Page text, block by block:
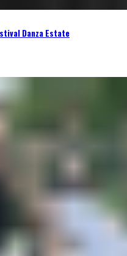
Danza Estate